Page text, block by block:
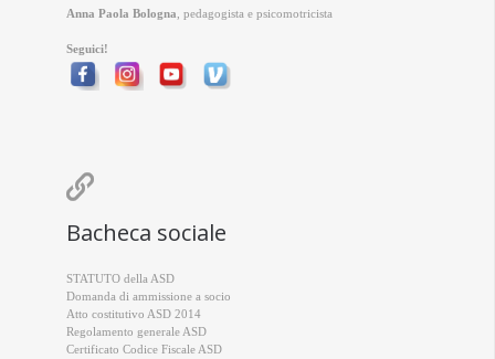
Anna Paola Bologna , pedagogista e psicomotricista
Seguici!

Bacheca sociale
STATUTO della ASD
Domanda di ammissione a socio
Atto costitutivo ASD 2014
Regolamento generale ASD
Certificato Codice Fiscale ASD